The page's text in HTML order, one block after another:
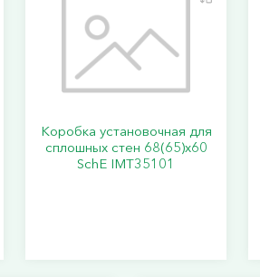
Коробка установочная для
сплошных стен 68(65)х60
SchE IMT35101